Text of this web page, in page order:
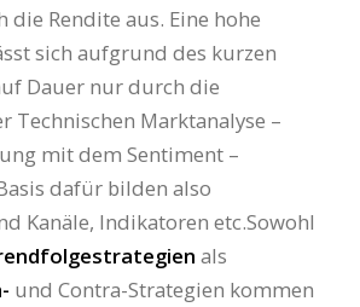
die Rendite aus. Eine hohe
sich aufgrund des kurzen
Dauer nur durch die
Technischen Marktanalyse –
mit dem Sentiment –
dafür bilden also
Kanäle, Indikatoren etc.Sowohl
als
und Contra-Strategien kommen